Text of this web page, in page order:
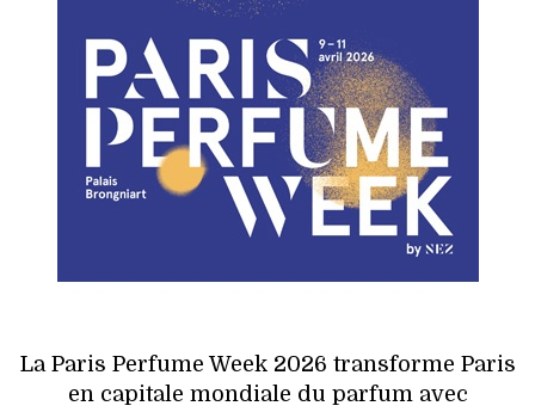
BEAUTÉ
MODE DE RUE
JEUNES CRÉATEURS
HISTOIRE DES MARQUES
DÉCO
La Paris Perfume Week 2026 transforme Paris
en capitale mondiale du parfum avec